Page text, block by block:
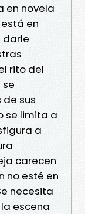
en novela
en
darle
rito del
se
sus
se limita a
a
carecen
no esté en
necesita
escena